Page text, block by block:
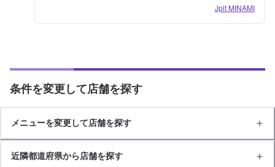
Jpit MINAMI
条件を変更して店舗を探す
メニューを変更して店舗を探す
近隣都道府県から店舗を探す